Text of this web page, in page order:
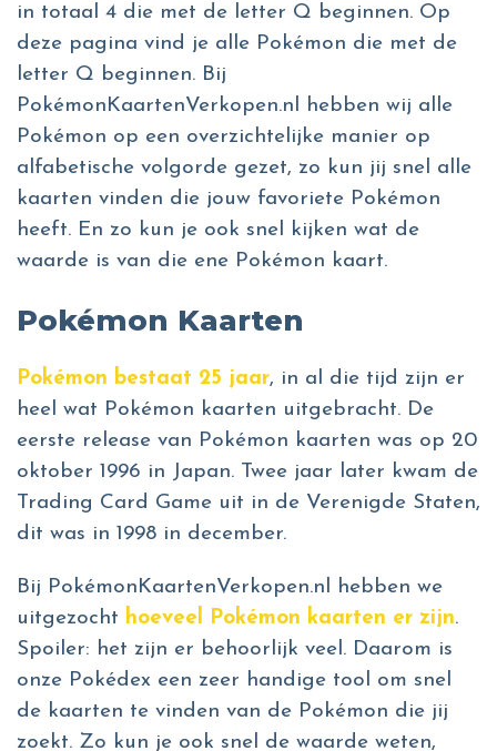
in totaal 4 die met de letter Q beginnen. Op
deze pagina vind je alle Pokémon die met de
letter Q beginnen. Bij
PokémonKaartenVerkopen.nl hebben wij alle
Pokémon op een overzichtelijke manier op
alfabetische volgorde gezet, zo kun jij snel alle
kaarten vinden die jouw favoriete Pokémon
heeft. En zo kun je ook snel kijken wat de
waarde is van die ene Pokémon kaart.
Pokémon Kaarten
Pokémon bestaat 25 jaar, in al die tijd zijn er
heel wat Pokémon kaarten uitgebracht. De
eerste release van Pokémon kaarten was op 20
oktober 1996 in Japan. Twee jaar later kwam de
Trading Card Game uit in de Verenigde Staten,
dit was in 1998 in december.
Bij PokémonKaartenVerkopen.nl hebben we
uitgezocht hoeveel Pokémon kaarten er zijn.
Spoiler: het zijn er behoorlijk veel. Daarom is
onze Pokédex een zeer handige tool om snel
de kaarten te vinden van de Pokémon die jij
zoekt. Zo kun je ook snel de waarde weten,